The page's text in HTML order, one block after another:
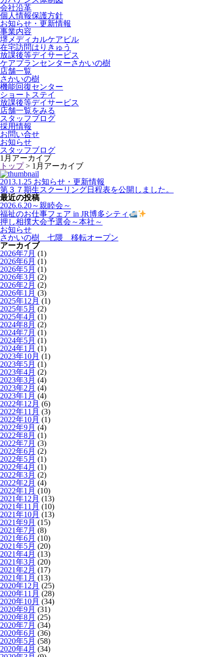
会社沿革
個人情報保護方針
お知らせ・更新情報
事業内容
堺メディカルケアビル
在宅訪問はりきゅう
放課後等デイサービス
ケアプランセンターさかいの樹
店舗一覧
さかいの樹
機能回復センター
ショートステイ
放課後等デイサービス
店舗一覧をみる
スタッフブログ
採用情報
お問い合せ
お知らせ
スタッフブログ
1月アーカイブ
トップ> 1月アーカイブ
2013.1.25 お知らせ・更新情報
第３７期生スクーリング日程表を公開しました。
最近の投稿
2026.6.20～親睦会～
福祉のお仕事フェア in JR博多シティ
押し相撲大会予選会～本社～
お知らせ
さかいの樹 七隈 移転オープン
アーカイブ
2026年7月 (1)
2026年6月 (1)
2026年5月 (1)
2026年3月 (2)
2026年2月 (2)
2026年1月 (3)
2025年12月 (1)
2025年5月 (2)
2025年4月 (1)
2024年8月 (2)
2024年7月 (1)
2024年5月 (1)
2024年1月 (1)
2023年10月 (1)
2023年5月 (1)
2023年4月 (2)
2023年3月 (4)
2023年2月 (4)
2023年1月 (4)
2022年12月 (6)
2022年11月 (3)
2022年10月 (1)
2022年9月 (4)
2022年8月 (1)
2022年7月 (3)
2022年6月 (2)
2022年5月 (1)
2022年4月 (1)
2022年3月 (2)
2022年2月 (4)
2022年1月 (10)
2021年12月 (13)
2021年11月 (10)
2021年10月 (13)
2021年9月 (15)
2021年7月 (8)
2021年6月 (10)
2021年5月 (20)
2021年4月 (13)
2021年3月 (20)
2021年2月 (17)
2021年1月 (13)
2020年12月 (25)
2020年11月 (28)
2020年10月 (34)
2020年9月 (31)
2020年8月 (25)
2020年7月 (34)
2020年6月 (36)
2020年5月 (58)
2020年4月 (34)